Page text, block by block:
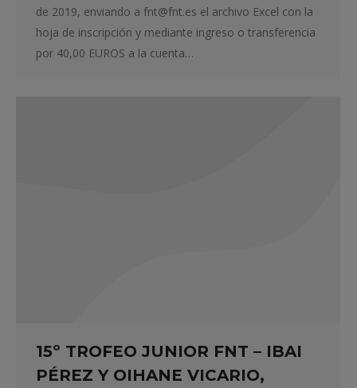
de 2019, enviando a fnt@fnt.es el archivo Excel con la
hoja de inscripción y mediante ingreso o transferencia
por 40,00 EUROS a la cuenta…
15º TROFEO JUNIOR FNT – IBAI
PÉREZ Y OIHANE VICARIO,